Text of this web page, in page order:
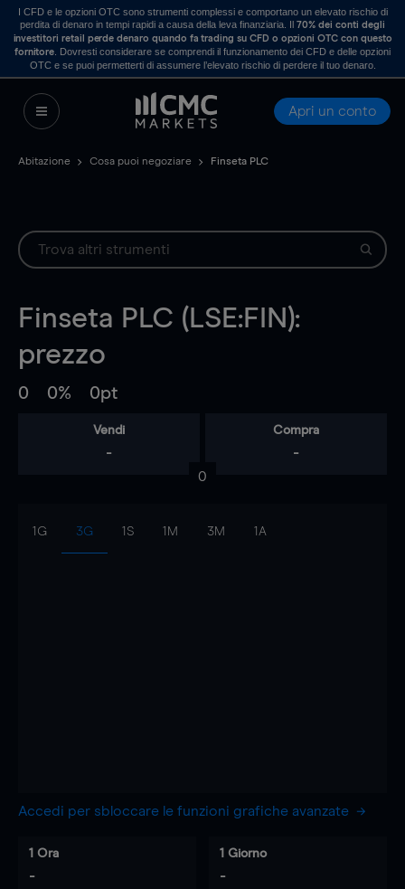
I CFD e le opzioni OTC sono strumenti complessi e comportano un elevato rischio di
perdita di denaro in tempi rapidi a causa della leva finanziaria. Il70% dei conti degli
investitori retail perde denaro quando fa trading su CFD o opzioni OTC con questo
fornitore . Dovresti considerare se comprendi il funzionamento dei CFD e delle opzioni
OTC e se puoi permetterti di assumere l’elevato rischio di perdere il tuo denaro.
Apri un conto
Abitazione Cosa puoi negoziare Finseta PLC
Finseta PLC (LSE:FIN):
prezzo
0 0% 0pt
Vendi
-
Compra
-
0
1G 3G 1S 1M 3M 1A
Accedi per sbloccare le funzioni grafiche avanzate
1 Ora
-
1 Giorno
-